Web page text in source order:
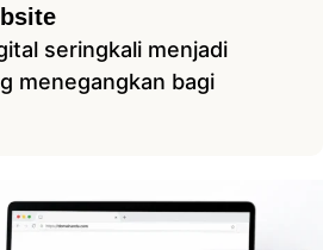
seringkali menjadi
menegangkan bagi